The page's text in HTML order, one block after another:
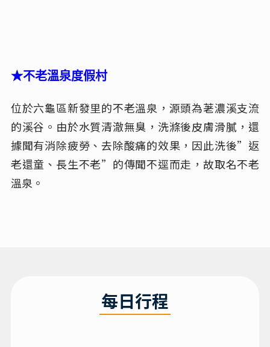
★不老溫泉度假村
位於六龜區新發里的不老溫泉，源頭為荖濃溪支流
的溪谷。 由於水質清澈無臭，洗滌後皮膚滑膩，還
據聞有消除疲勞、去除酸痛的效果，因此洗後”返
老還童、長生不老”的傳聞不逕而走，故取名不老
溫泉。
每日行程